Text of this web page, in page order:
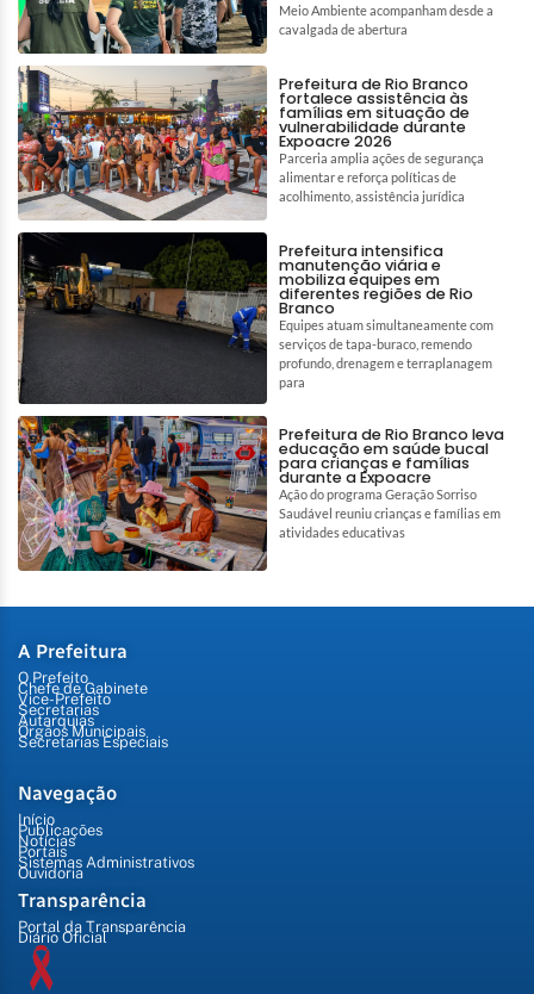
Meio Ambiente acompanham desde a
cavalgada de abertura
Prefeitura de Rio Branco
fortalece assistência às
famílias em situação de
vulnerabilidade durante
Expoacre 2026
Parceria amplia ações de segurança
alimentar e reforça políticas de
acolhimento, assistência jurídica
Prefeitura intensifica
manutenção viária e
mobiliza equipes em
diferentes regiões de Rio
Branco
Equipes atuam simultaneamente com
serviços de tapa-buraco, remendo
profundo, drenagem e terraplanagem
para
Prefeitura de Rio Branco leva
educação em saúde bucal
para crianças e famílias
durante a Expoacre
Ação do programa Geração Sorriso
Saudável reuniu crianças e famílias em
atividades educativas
A Prefeitura
O Prefeito
Chefe de Gabinete
Vice-Prefeito
Secretarias
Autarquias
Órgãos Municipais
Secretarias Especiais
Navegação
Início
Publicações
Notícias
Portais
Sistemas Administrativos
Ouvidoria
Transparência
Portal da Transparência
Diário Oficial